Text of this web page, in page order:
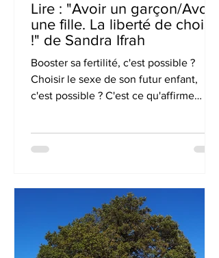
Lire : "Avoir un garçon/Avoir
une fille. La liberté de choisir
!" de Sandra Ifrah
Booster sa fertilité, c'est possible ?
Choisir le sexe de son futur enfant,
c'est possible ? C'est ce qu'affirme